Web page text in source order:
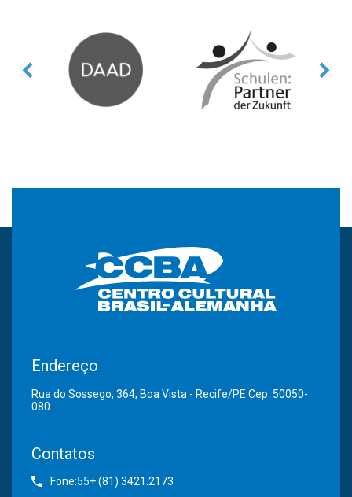
Endereço
Rua do Sossego, 364, Boa Vista - Recife/PE Cep: 50050-
080
Contatos
Fone:55+ (81) 3421.2173